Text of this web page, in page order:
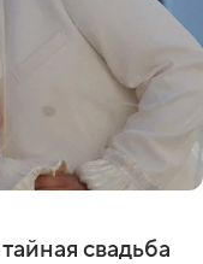
свадьба